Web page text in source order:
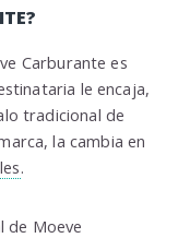
Carburante es
le encaja,
tradicional de
la cambia en
.
de Moeve